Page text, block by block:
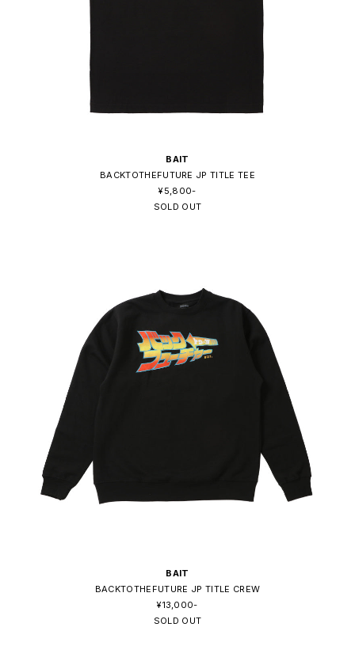
BAIT
BACKTOTHEFUTURE JP TITLE TEE
¥5,800-
SOLD OUT
BAIT
BACKTOTHEFUTURE JP TITLE CREW
¥13,000-
SOLD OUT